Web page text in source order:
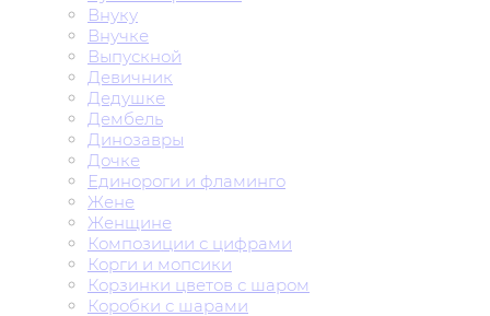
Внуку
Внучке
Выпускной
Девичник
Дедушке
Дембель
Динозавры
Дочке
Единороги и фламинго
Жене
Женщине
Композиции с цифрами
Корги и мопсики
Корзинки цветов с шаром
Коробки с шарами